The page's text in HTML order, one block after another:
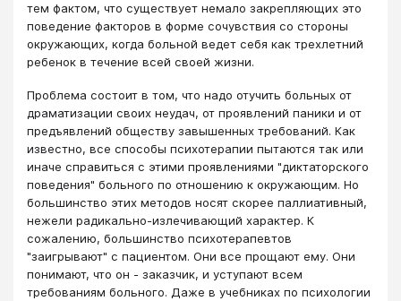
тем фактом, что существует немало закрепляющих это
поведение факторов в форме сочувствия со стороны
окружающих, когда больной ведет себя как трехлетний
ребенок в течение всей своей жизни.
Проблема состоит в том, что надо отучить больных от
драматизации своих неудач, от проявлений паники и от
предъявлений обществу завышенных требований. Как
известно, все способы психотерапии пытаются так или
иначе справиться с этими проявлениями "диктаторского
поведения" больного по отношению к окружающим. Но
большинство этих методов носят скорее паллиативный,
нежели радикально-излечивающий характер. К
сожалению, большинство психотерапевтов
"заигрывают" с пациентом. Они все прощают ему. Они
понимают, что он - заказчик, и уступают всем
требованиям больного. Даже в учебниках по психологии